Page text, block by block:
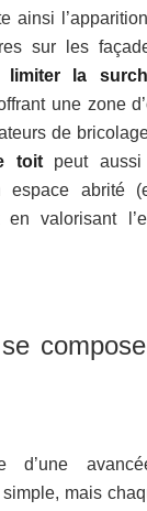
ainsi
sur les
limiter la
une zone
de
toitpeut aussi
espace abrité
en valorisant
d’une
mais